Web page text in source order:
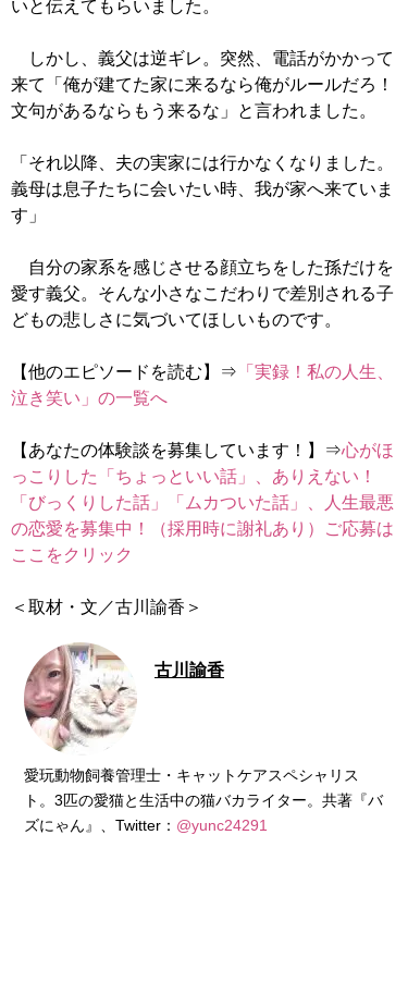
いと伝えてもらいました。
しかし、義父は逆ギレ。突然、電話がかかって
来て「俺が建てた家に来るなら俺がルールだろ！
文句があるならもう来るな」と言われました。
「それ以降、夫の実家には行かなくなりました。
義母は息子たちに会いたい時、我が家へ来ていま
す」
自分の家系を感じさせる顔立ちをした孫だけを
愛す義父。そんな小さなこだわりで差別される子
どもの悲しさに気づいてほしいものです。
【他のエピソードを読む】⇒ 「実録！私の人生、
泣き笑い」の一覧へ
【あなたの体験談を募集しています！】⇒心がほ
っこりした「ちょっといい話」、ありえない！
「びっくりした話」「ムカついた話」、人生最悪
の恋愛を募集中！（採用時に謝礼あり）ご応募は
ここをクリック
＜取材・文／古川諭香＞
古川諭香
愛玩動物飼養管理士・キャットケアスペシャリス
ト。3匹の愛猫と生活中の猫バカライター。共著『バ
ズにゃん』、Twitter： @yunc24291